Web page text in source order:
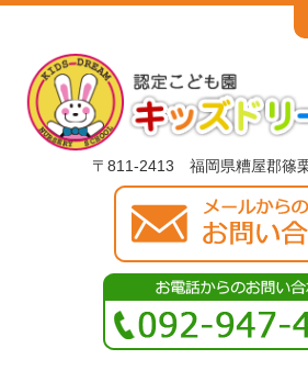
〒811-2413 福岡県糟屋郡篠